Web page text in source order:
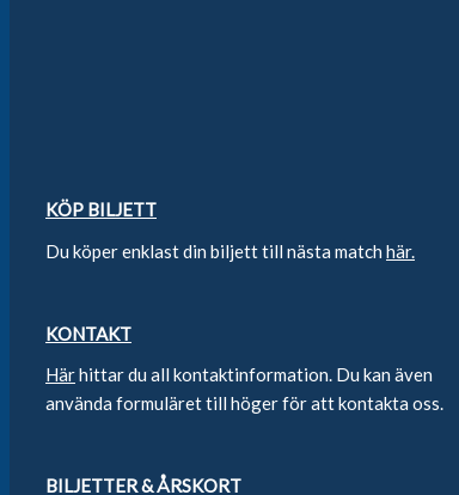
KÖP BILJETT
Du köper enklast din biljett till nästa match här.
KONTAKT
Härhittar du all kontaktinformation. Du kan även
använda formuläret till höger för att kontakta oss.
BILJETTER & ÅRSKORT